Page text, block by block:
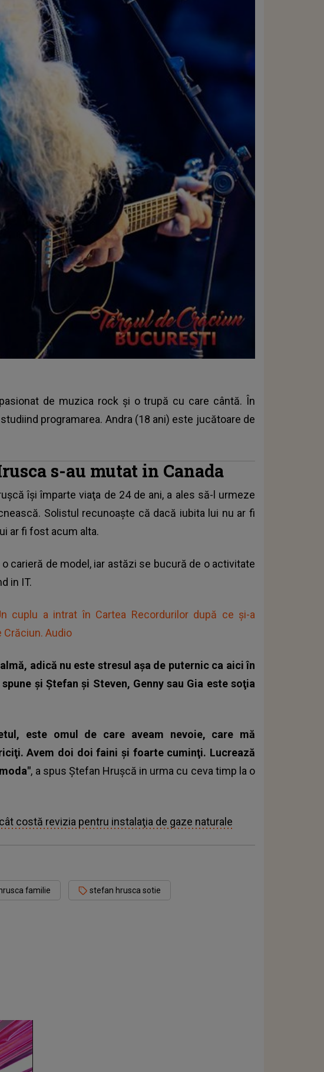
de muzica rock și o trupă cu care cântă. În
programarea. Andra (18 ani) este jucătoare de
s-au mutat in Canada
îşi împarte viaţa de 24 de ani, a ales să-l urmeze
Solistul recunoaşte că dacă iubita lui nu ar fi
ar fi fost acum alta.
carieră de model, iar astăzi se bucură de o activitate
in IT.
cuplu a intrat în Cartea Recordurilor după ce și-a
Audio
adică nu este stresul aşa de puternic ca aici în
şi Ştefan şi Steven, Genny sau Gia este soţia
este omul de care aveam nevoie, care mă
Avem doi doi faini şi foarte cuminţi. Lucrează
, a spus Ştefan Hruşcă in urma cu ceva timp la o
costă revizia pentru instalaţia de gaze naturale
familie stefan hrusca sotie